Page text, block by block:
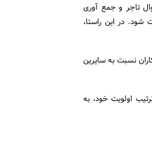
تاجر و جمع آوری
شود. در این راستا،
طلبکاران نسبت به سایرین
اولویت خود، به